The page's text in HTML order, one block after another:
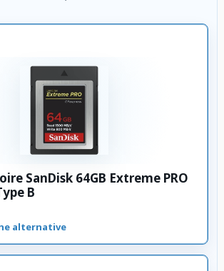
SanDisk 64GB Extreme PRO
B
alternative